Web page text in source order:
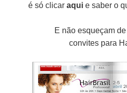
é só clicar aqui e saber o
E não esqueçam
convites para